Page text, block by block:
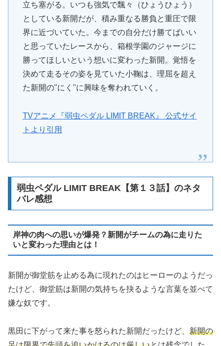
立ち塞がる。いつも強気で飄々（ひょうひょう）
としている新開だが、積み重なる勝負と重圧で限
界に近づいていた。今までの自分だけ勝てばいい
と思っていたレースから、箱根学園のジャージに
勝ってほしいという想いに変わった新開。覚悟を
決めて走るその姿を見ていた小鞠は、理屈を超え
た新開の"にく"に興味を奪われていく。
TVアニメ『弱虫ペダル LIMIT BREAK』 公式サイ
トより引用
弱虫ペダル LIMIT BREAK【第１３話】のネタ
バレ感想
岸神の肉への思いが爆発？新開がチームの為に走りた
いと変わった理由とは！
新開が御堂筋を止める為に現れたのはヒーローのようだっ
たけど、御堂筋は新開の気持ちを抉るような言葉を並べて
嫌な奴です。
黒田に下がって来た事を怒られた新開だったけど、 新開の